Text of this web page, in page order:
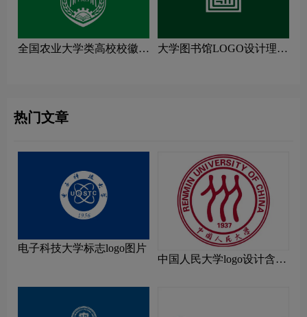
全国农业大学类高校校徽设
大学图书馆LOGO设计理念
热门文章
电子科技大学标志logo图片
中国人民大学logo设计含义